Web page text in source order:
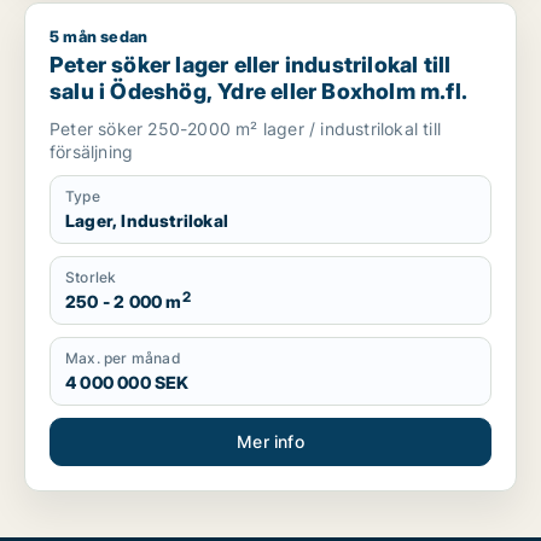
Peter söker lager eller industrilokal till salu i Ödeshög, Ydre
5 mån sedan
Peter söker lager eller industrilokal till
salu i Ödeshög, Ydre eller Boxholm m.fl.
Peter söker 250-2000 m² lager / industrilokal till
försäljning
Type
Lager, Industrilokal
Storlek
250 - 2 000 m2
Max. per månad
4 000 000 SEK
Mer info